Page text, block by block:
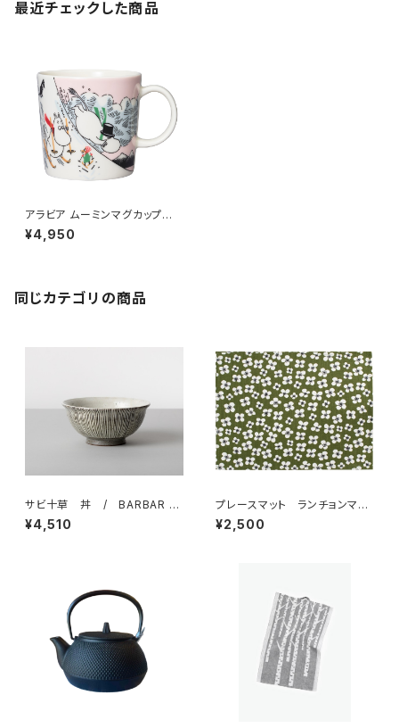
最近チェックした商品
アラビア ムーミンマグカップ
スライディング/Sliding 2023
年冬季限定
¥4,950
同じカテゴリの商品
サビ十草 丼 / BARBAR 波
佐見焼
¥4,510
プレースマット ランチョンマッ
ト 「ベラミ」 / アルメダール
ス/ALMEDAHLS
¥2,500